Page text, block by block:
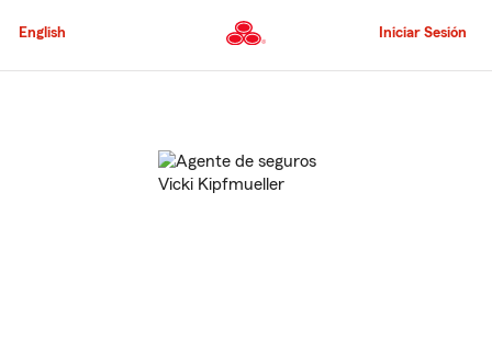
al
principal
English Iniciar Sesión